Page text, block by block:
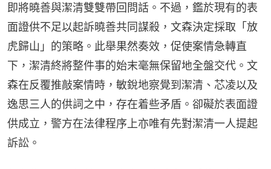
即將曉善與潔清雙雙帶回問話。不過，鑑於現有的表
面證供不足以起訴曉善共同謀殺，文森決定採取「放
虎歸山」的策略。此舉果然奏效，促使案情急轉直
下，潔清終將整件事的始末毫無保留地全盤交代。文
森在反覆推敲案情時，敏銳地察覺到潔清、芯凌以及
逸思三人的供詞之中，存在着些矛盾。卻礙於表面證
供成立，警方在法律程序上亦唯有先對潔清一人提起
訴訟。